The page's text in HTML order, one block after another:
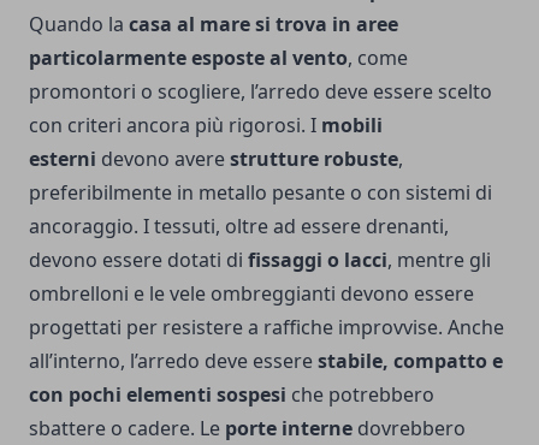
Quando la casa al mare si trova in aree
particolarmente esposte al vento, come
promontori o scogliere, l’arredo deve essere scelto
con criteri ancora più rigorosi. I mobili
esterni devono averestrutture robuste,
preferibilmente in metallo pesante o con sistemi di
ancoraggio. I tessuti, oltre ad essere drenanti,
devono essere dotati di fissaggi o lacci, mentre gli
ombrelloni e le vele ombreggianti devono essere
progettati per resistere a raffiche improvvise. Anche
all’interno, l’arredo deve esserestabile, compatto e
con pochi elementi sospesi che potrebbero
sbattere o cadere. Le porte interne dovrebbero